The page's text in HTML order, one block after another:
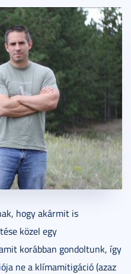
hogy akármit is
közel egy
korábban gondoltunk, így
ne a klímamitigáció (azaz